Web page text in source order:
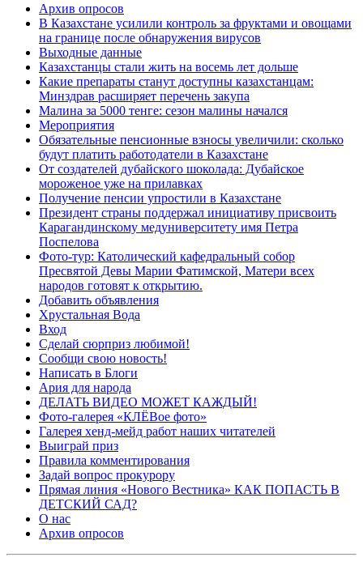
Архив опросов
В Казахстане усилили контроль за фруктами и овощами
на границе после обнаружения вирусов
Выходные данные
Казахстанцы стали жить на восемь лет дольше
Какие препараты станут доступны казахстанцам:
Минздрав расширяет перечень закупа
Малина за 5000 тенге: сезон малины начался
Мероприятия
Обязательные пенсионные взносы увеличили: сколько
будут платить работодатели в Казахстане
От создателей дубайского шоколада: Дубайское
мороженое уже на прилавках
Получение пенсии упростили в Казахстане
Президент страны поддержал инициативу присвоить
Карагандинскому медуниверситету имя Петра
Поспелова
Фото-тур: Католический кафедральный собор
Пресвятой Девы Марии Фатимской, Матери всех
народов готовят к открытию.
Добавить объявления
Хрустальная Вода
Вход
Сделай сюрприз любимой!
Сообщи свою новость!
Написать в Блоги
Ария для народа
ДЕЛАТЬ ВИДЕО МОЖЕТ КАЖДЫЙ!
Фото-галерея «КЛЁВое фото»
Галерея хенд-мейд работ наших читателей
Выиграй приз
Правила комментирования
Задай вопрос прокурору
Прямая линия «Нового Вестника» КАК ПОПАСТЬ В
ДЕТСКИЙ САД?
О нас
Архив опросов